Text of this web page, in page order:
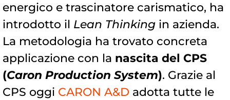
energico e trascinatore carismatico, ha
introdotto il Lean Thinking in azienda.
La metodologia ha trovato concreta
applicazione con la nascita del CPS
(Caron Production System). Grazie al
CPS oggi CARON A&D adotta tutte le